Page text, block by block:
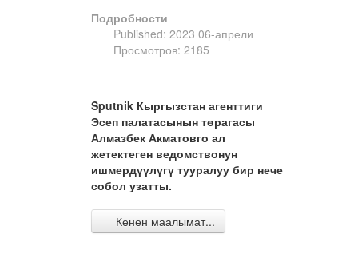
Подробности
Published: 2023 06-апрели
Просмотров: 2185
Sputnik Кыргызстан агенттиги
Эсеп палатасынын төрагасы
Алмазбек Акматовго ал
жетектеген ведомствонун
ишмердүүлүгү тууралуу бир нече
собол узатты.
Кенен маалымат...